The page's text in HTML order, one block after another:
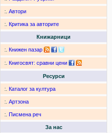
:. Автори
:. Критика за авторите
Книжарници
:. Книжен пазар
:. Книгосвят: сравни цени
Ресурси
:. Каталог за култура
:. Артзона
:. Писмена реч
За нас